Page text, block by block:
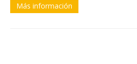
Más información